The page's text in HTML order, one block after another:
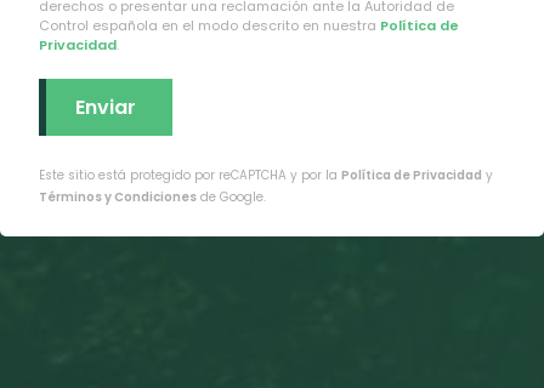
derechos o presentar una reclamación ante la Autoridad de
Control española en el modo descrito en nuestra Política de
Privacidad.
Este sitio está protegido por reCAPTCHA y por la Política de Privacidad y
Términos y Condiciones de Google.